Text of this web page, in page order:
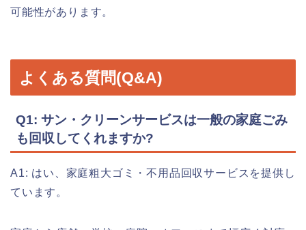
可能性があります。
よくある質問(Q&A)
Q1: サン・クリーンサービスは一般の家庭ごみ
も回収してくれますか?
A1: はい、家庭粗大ゴミ・不用品回収サービスを提供し
ています。